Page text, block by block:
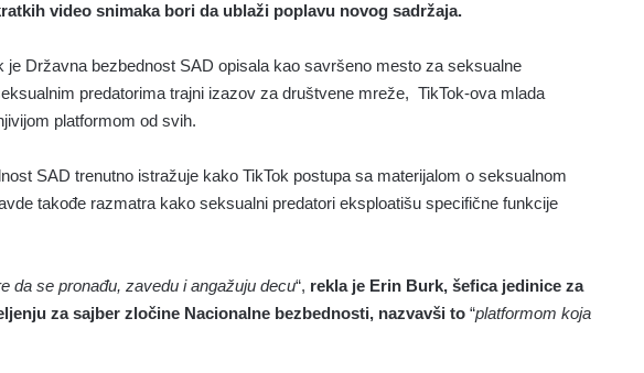
video snimaka bori da ublaži poplavu novog sadržaja.
je Državna bezbednost SAD opisala kao savršeno mesto za seksualne
predatorima trajni izazov za društvene mreže, TikTok-ova mlada
platformom od svih.
SAD trenutno istražuje kako TikTok postupa sa materijalom o seksualnom
takođe razmatra kako seksualni predatori eksploatišu specifične funkcije
da se pronađu, zavedu i angažuju decu“, rekla je Erin Burk, šefica jedinice za
za sajber zločine Nacionalne bezbednosti, nazvavši to “platformom koja